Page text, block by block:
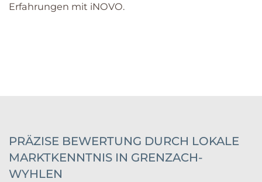
Erfahrungen mit iNOVO.
PRÄZISE BEWERTUNG DURCH LOKALE
MARKTKENNTNIS IN GRENZACH-
WYHLEN